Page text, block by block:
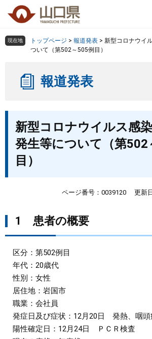
の
ー
組織で探す
くらし・環境
健康・福祉
教育・文化・スポーツ
しごと・産業・観光
まちづくり
県政情報
検索の仕方 組織で探す
現在地 トップページ > 報道発表 > 新型コロナウイ
ついて（第502～505例目）
報道発表
新型コロナウイルス感
発生等について（第502
目）
ページ番号：0039120 更新
1 患者の概要
区分：第502例目
年代：20歳代
性別：女性
居住地：岩国市
職業：会社員
発症日及び症状：12月20日 発熱、咽頭
陽性確定日：12月24日 ＰＣＲ検査